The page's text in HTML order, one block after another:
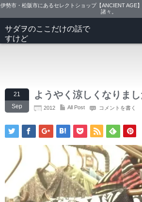
伊勢市・松阪市にあるセレクトショップ【ANCIENT AGE
諸々。
サダヲのここだけの話で
すけど
21
Sep
ようやく涼しくなりまし
2012 All Post コメントを書く